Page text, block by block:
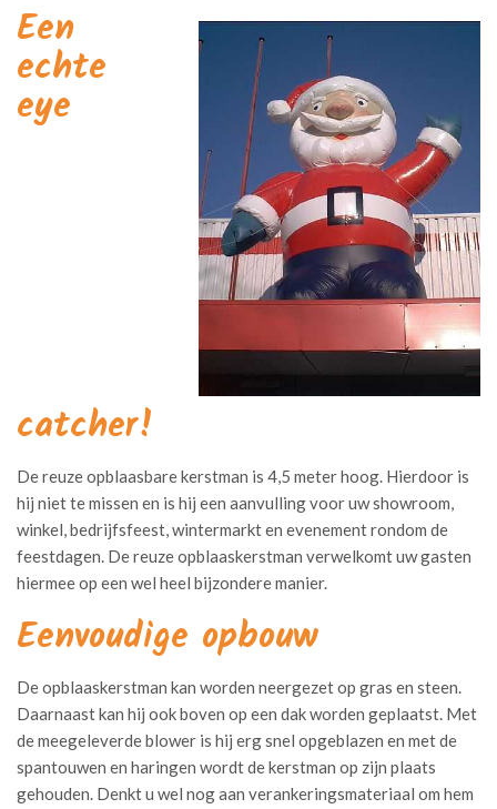
Een
echte
eye
catcher!
De reuze opblaasbare kerstman is 4,5 meter hoog. Hierdoor is
hij niet te missen en is hij een aanvulling voor uw showroom,
winkel, bedrijfsfeest, wintermarkt en evenement rondom de
feestdagen. De reuze opblaaskerstman verwelkomt uw gasten
hiermee op een wel heel bijzondere manier.
Eenvoudige opbouw
De opblaaskerstman kan worden neergezet op gras en steen.
Daarnaast kan hij ook boven op een dak worden geplaatst. Met
de meegeleverde blower is hij erg snel opgeblazen en met de
spantouwen en haringen wordt de kerstman op zijn plaats
gehouden. Denkt u wel nog aan verankeringsmateriaal om hem